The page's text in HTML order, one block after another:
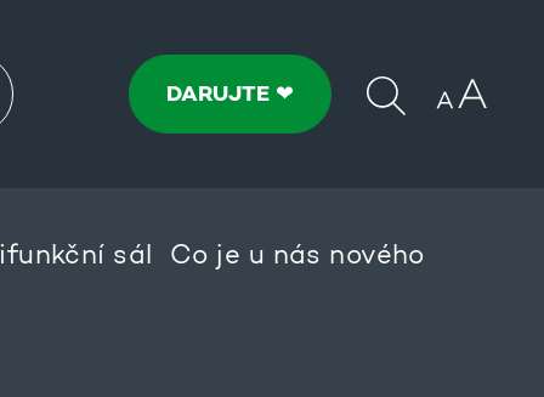
DARUJTE ❤
sál Co je u nás nového